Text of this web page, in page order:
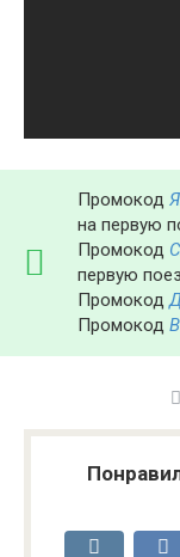
Промокод
на первую
Промокод
первую
Промокод
Промокод